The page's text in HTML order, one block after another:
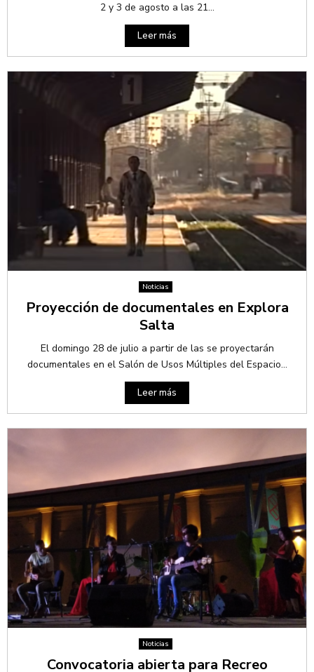
2 y 3 de agosto a las 21...
Leer más
Noticias
Proyección de documentales en Explora
Salta
El domingo 28 de julio a partir de las se proyectarán
documentales en el Salón de Usos Múltiples del Espacio...
Leer más
Noticias
Convocatoria abierta para Recreo